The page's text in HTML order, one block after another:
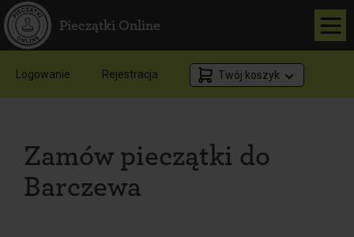
Pieczątki Online
Logowanie Rejestracja Twój koszyk
Zamów pieczątki do
Barczewa